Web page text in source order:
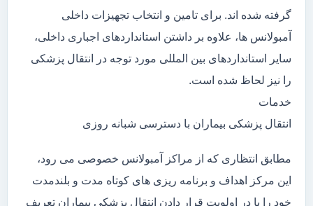
گرفته شده اند. برای تامین و انتخاب تجهیزات داخلی
آمبولانس ها، علاوه بر داشتن استانداردهای اجباری داخلی،
سایر استانداردهای بین المللی مورد توجه در انتقال پزشکی
را نیز لحاظ شده است.
خدمات
انتقال پزشکی بیماران با دسترسی شبانه روزی
مطابق انتظاری که از مراکز آمبولانس خصوصی می رود،
این مرکز اهداف و برنامه ریزی های کوتاه مدت و بلندمدت
خود را با در اولویت قرار دادن انتقال پزشکی بیماران تعریف